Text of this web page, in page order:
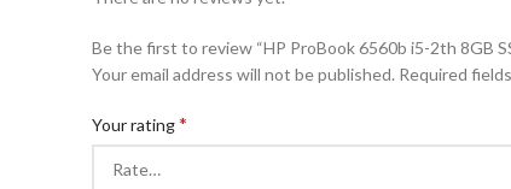
Be the first to review “HP ProBook 6560b i5-2th 8GB
Your email address will not be published. Required
Your rating*